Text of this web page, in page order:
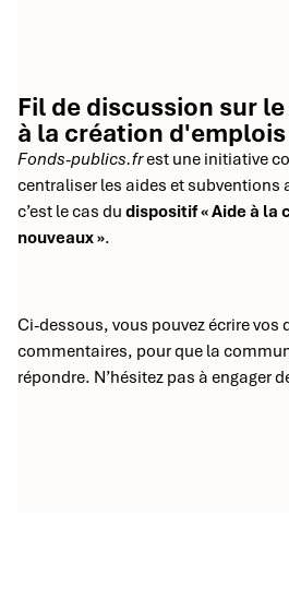
Fil de discussion sur
à la création
Fonds-publics.frest une initiative
centraliser les aides et subventions
c’est le cas du dispositif « Aide à la
nouveaux ».
Ci-dessous, vous pouvez écrire vos
commentaires, pour que la
répondre. N’hésitez pas à engager